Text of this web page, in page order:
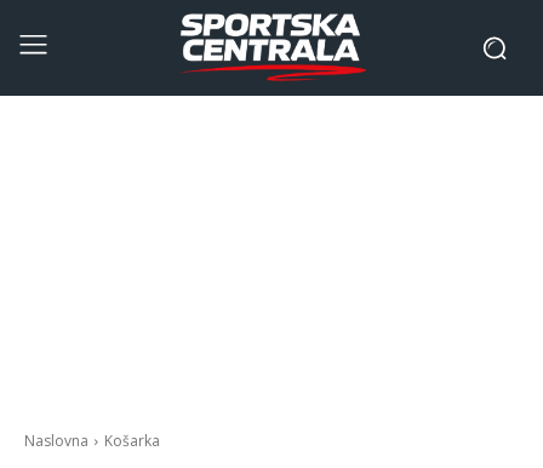
Naslovna Košarka